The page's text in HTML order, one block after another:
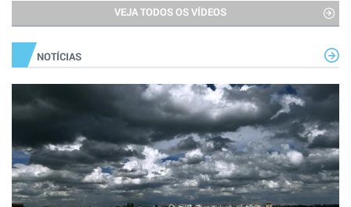
VEJA TODOS OS VÍDEOS
NOTÍCIAS